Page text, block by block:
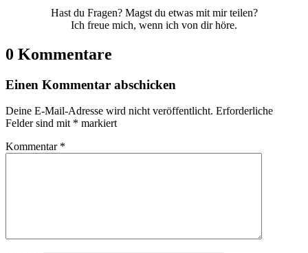
Hast du Fragen? Magst du etwas mit mir teilen?
Ich freue mich, wenn ich von dir höre.
0 Kommentare
Einen Kommentar abschicken
Deine E-Mail-Adresse wird nicht veröffentlicht. Erforderliche
Felder sind mit * markiert
Kommentar *